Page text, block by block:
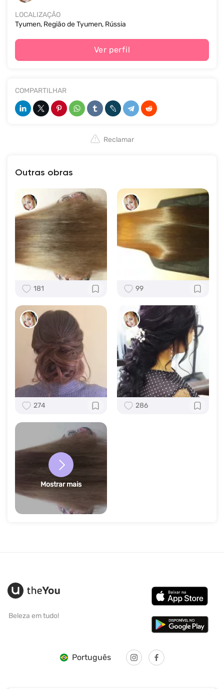
LOCALIZAÇÃO
Tyumen, Região de Tyumen, Rússia
Ver perfil
COMPARTILHAR
Reclamar
Outras obras
181 99
274 286
Mostrar mais
Beleza em tudo!
Português